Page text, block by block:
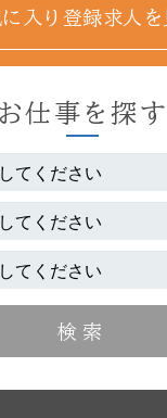
入り登録求人を
お仕事を探す